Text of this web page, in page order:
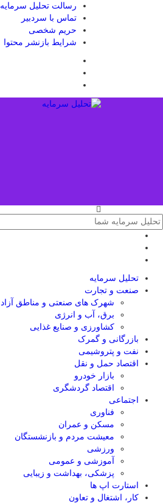
رسالت تحلیل سرمایه
تماس با سردبیر
حریم شخصی
شرایط بازنشر محتوا
تحلیل‌ سرمایه
صنعت و تجارت
شهرک های صنعتی و مناطق آزاد
برق، آب و انرژی
کشاورزی و صنایع غذایی
بازرگانی و گمرک
نفت و پتروشیمی
اقتصاد حمل و نقل
بازار خودرو
اقتصاد گردشگری
اجتماعی
فناوری
مسکن و عمران
معیشت مردم و بازنشستگان
ورزشی
آموزشی و عمومی
پزشکی، بهداشت و زیبایی
استارت اپ ها
کار، اشتغال و تعاون